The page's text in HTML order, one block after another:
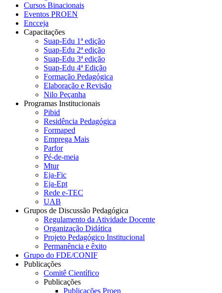
Cursos Binacionais
Eventos PROEN
Encceja
Capacitações
Suap-Edu 1ª edição
Suap-Edu 2ª edição
Suap-Edu 3ª edição
Suap-Edu 4ª Edição
Formação Pedagógica
Elaboração e Revisão
Nilo Peçanha
Programas Institucionais
Pibid
Residência Pedagógica
Formaped
Emprega Mais
Parfor
Pé-de-meia
Mtur
Eja-Fic
Eja-Ept
Rede e-TEC
UAB
Grupos de Discussão Pedagógica
Regulamento da Atividade Docente
Organização Didática
Projeto Pedagógico Institucional
Permanência e êxito
Grupo do FDE/CONIF
Publicações
Comitê Científico
Publicações
Publicações Proen